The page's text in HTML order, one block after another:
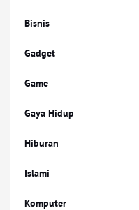
Bisnis
Gadget
Game
Gaya Hidup
Hiburan
Islami
Komputer